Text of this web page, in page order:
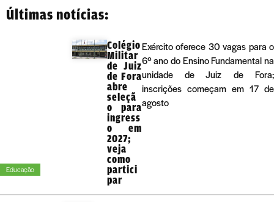
Últimas notícias:
Educação
Colégio
Militar
de Juiz
de Fora
abre
seleçã
o para
ingress
o em
2027;
veja
como
partici
par
Exército oferece 30 vagas para o
6º ano do Ensino Fundamental na
unidade de Juiz de Fora;
inscrições começam em 17 de
agosto